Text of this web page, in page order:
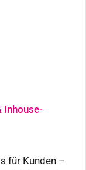
Inhouse-
für Kunden –